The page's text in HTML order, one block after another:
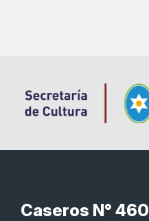
Caseros N° 460